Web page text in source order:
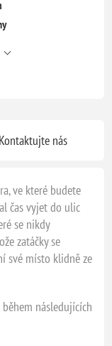
Kontaktujte nás
ve které budete
čas vyjet do ulic
se nikdy
zatáčky se
své místo klidně ze
následujících